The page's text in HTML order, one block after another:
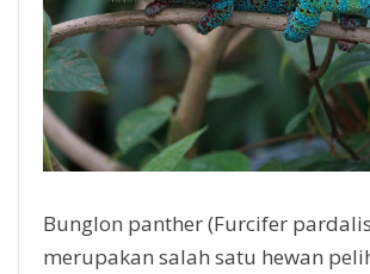
Bunglon panther (Furcifer
merupakan salah satu hewan